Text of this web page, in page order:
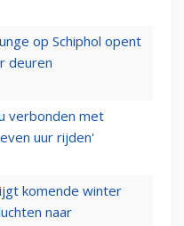
op Schiphol opent
deuren
verbonden met
uur rijden'
komende winter
naar